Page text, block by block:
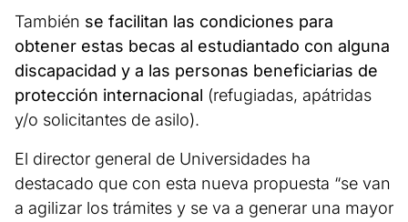
También se facilitan las condiciones para
obtener estas becas al estudiantado con alguna
discapacidad y a las personas beneficiarias de
protección internacional (refugiadas, apátridas
y/o solicitantes de asilo).
El director general de Universidades ha
destacado que con esta nueva propuesta “se van
a agilizar los trámites y se va a generar una mayor